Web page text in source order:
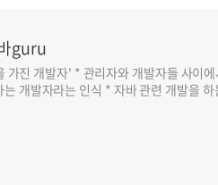
guru
가진 개발자' * 관리자와 개발자들 사이
개발자라는 인식 * 자바 관련 개발을